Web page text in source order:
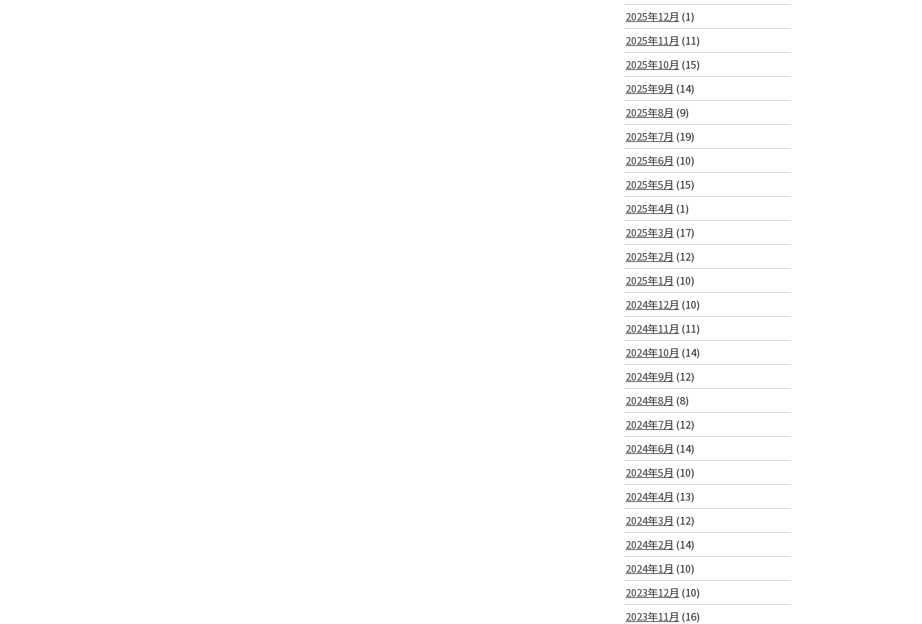
2025年12月 (1)
2025年11月 (11)
2025年10月 (15)
2025年9月 (14)
2025年8月 (9)
2025年7月 (19)
2025年6月 (10)
2025年5月 (15)
2025年4月 (1)
2025年3月 (17)
2025年2月 (12)
2025年1月 (10)
2024年12月 (10)
2024年11月 (11)
2024年10月 (14)
2024年9月 (12)
2024年8月 (8)
2024年7月 (12)
2024年6月 (14)
2024年5月 (10)
2024年4月 (13)
2024年3月 (12)
2024年2月 (14)
2024年1月 (10)
2023年12月 (10)
2023年11月 (16)